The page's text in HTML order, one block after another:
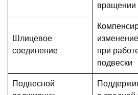
вращении
Шлицевое
соединение
при
подвески
Подвесной